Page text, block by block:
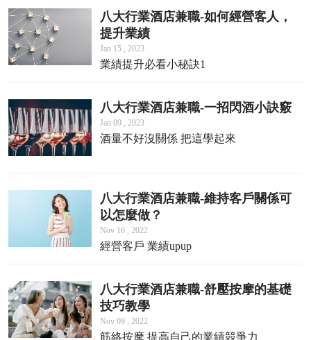
八大行業酒店兼職-如何經營客人，
提升業績
Jan 15 , 2023
業績提升必看小秘訣1
八大行業酒店兼職-一招閃酒小訣竅
Jan 09 , 2023
酒量不好沒關係 把這學起來
八大行業酒店兼職-維持客戶關係可
以怎麼做？
Nov 16 , 2022
經營客戶 業績upup
八大行業酒店兼職-舒壓按摩的基礎
技巧教學
Nov 09 , 2022
筋絡按摩 提高自己的業績競爭力